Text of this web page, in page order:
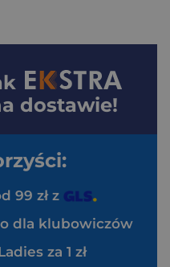
dostawie!
99 zł z
dla klubowiczów
za 1 zł